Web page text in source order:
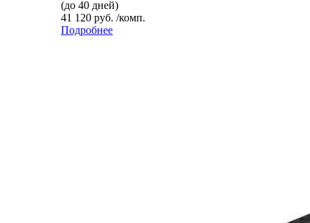
(до 40 дней)
41 120 руб. /комп.
Подробнее